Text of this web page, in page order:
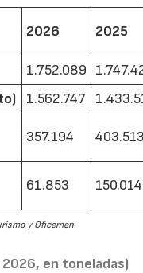
2026 2025
1.752.089
1.562.747
357.194
61.853 150.014
y Oficemen.
en toneladas)